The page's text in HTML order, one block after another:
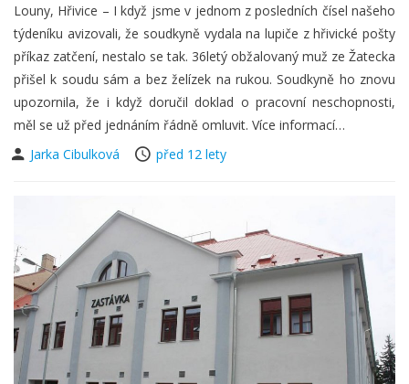
Louny, Hřivice – I když jsme v jednom z posledních čísel našeho
týdeníku avizovali, že soudkyně vydala na lupiče z hřivické pošty
příkaz zatčení, nestalo se tak. 36letý obžalovaný muž ze Žatecka
přišel k soudu sám a bez želízek na rukou. Soudkyně ho znovu
upozornila, že i když doručil doklad o pracovní neschopnosti,
měl se už před jednáním řádně omluvit. Více informací…
Jarka Cibulková
před 12 lety